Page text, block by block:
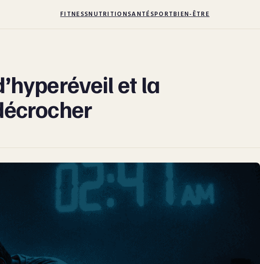
FITNESSNUTRITIONSANTÉSPORTBIEN-ÊTRE
et la